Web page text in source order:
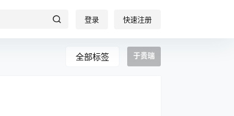
登录 快速注册
全部标签 于贵瑞